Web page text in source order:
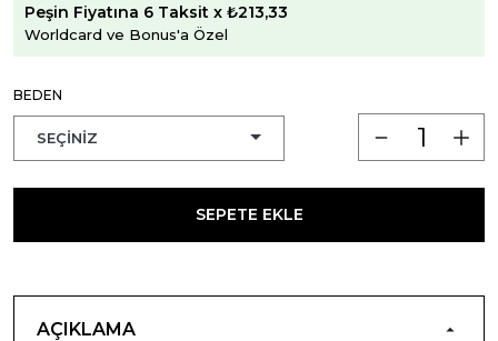
Peşin Fiyatına 6 Taksit x ₺213,33
Worldcard ve Bonus'a Özel
BEDEN
SEPETE EKLE
AÇIKLAMA